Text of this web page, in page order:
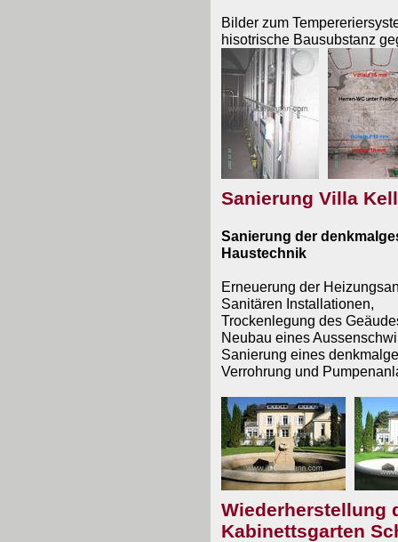
Bilder zum
hisotrische Bausubstanz
Sanierung Villa
Sanierung der
Haustechnik
Erneuerung der
Sanitären Installationen,
Trockenlegung des
Neubau eines
Sanierung eines
Verrohrung und
Wiederherstellung
Kabinettsgarten